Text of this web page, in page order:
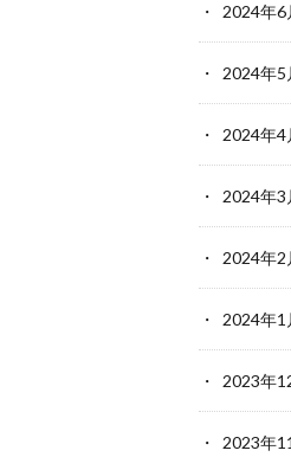
2024年6
2024年5
2024年4
2024年3
2024年2
2024年1
2023年
2023年